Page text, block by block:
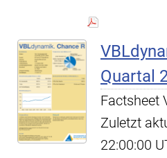
Quartal
Factsheet
Zuletzt
22:00:00